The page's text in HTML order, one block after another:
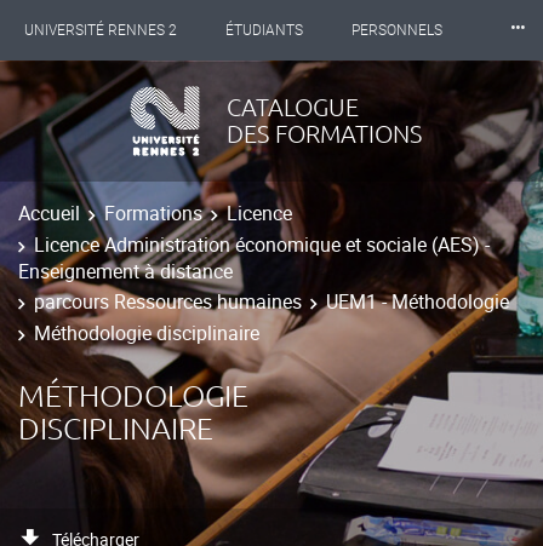
UNIVERSITÉ RENNES 2 ÉTUDIANTS PERSONNELS
INTERNATIONAL PROFESSIONNELS BIBLIOTHÈQUES
LES NOUVELLES DE RENNES 2
⸱⸱⸱
CATALOGUE
DES FORMATIONS
Accueil Formations
Licence
Licence Administration économique et sociale (AES) -
Enseignement à distance
parcours Ressources humaines
UEM1 - Méthodologie
Méthodologie disciplinaire
MÉTHODOLOGIE
DISCIPLINAIRE
Télécharger